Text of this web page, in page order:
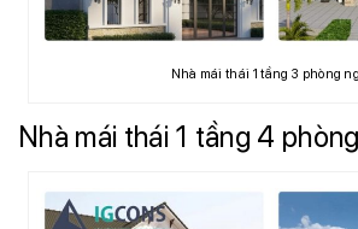
Nhà mái thái 1 tầng 3 phòng
Nhà mái thái 1 tầng 4